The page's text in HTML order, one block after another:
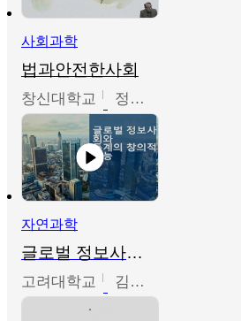
사회과학
법과안전한사회
창신대학교 정연균
자연과학
글로벌 정보사회와 통계의 창의적 기능
고려대학교 김희영